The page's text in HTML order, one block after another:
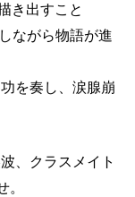
き出すこと
ながら物語が進
を奏し、涙腺崩
、クラスメイト